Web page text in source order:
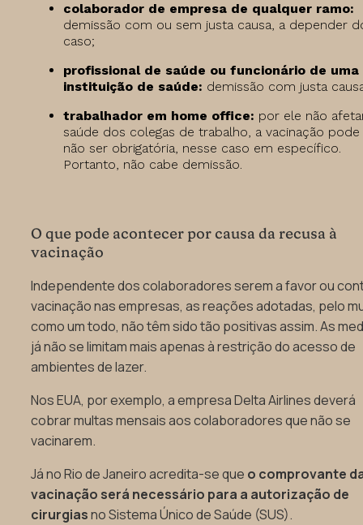
colaborador de empresa de qualquer ramo:
demissão com ou sem justa causa, a depender
caso;
profissional de saúde ou funcionário de uma
instituição de saúde: demissão com justa
trabalhador em home office: por ele não
saúde dos colegas de trabalho, a vacinação
não ser obrigatória, nesse caso em específico.
Portanto, não cabe demissão.
O que pode acontecer por causa da recusa à
vacinação
Independente dos colaboradores serem a favor ou
vacinação nas empresas, as reações adotadas, pelo
como um todo, não têm sido tão positivas assim. As
já não se limitam mais apenas à restrição do acesso de
ambientes de lazer.
Nos EUA, por exemplo, a empresa Delta Airlines deverá
cobrar multas mensais aos colaboradores que não se
vacinarem.
Já no Rio de Janeiro acredita-se que o comprovante
vacinação será necessário para a autorização de
cirurgiasno Sistema Único de Saúde (SUS).